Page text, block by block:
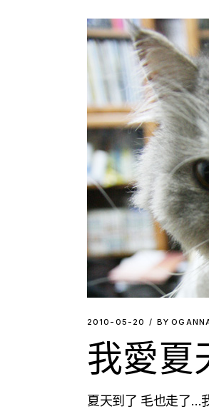
2010-05-20 BY
我愛夏
夏天到了 毛也走了…